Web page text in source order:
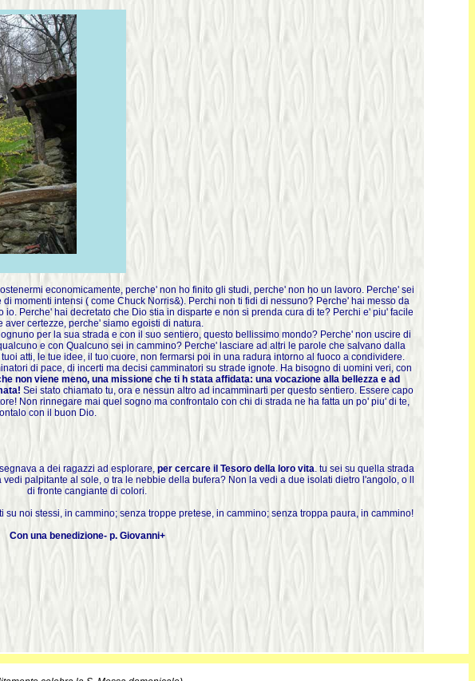
economicamente, perche' non ho finito gli studi, perche' non ho un lavoro. Perche' sei
momenti intensi ( come Chuck Norris&). Perchi non ti fidi di nessuno? Perche' hai messo da
Perche' hai decretato che Dio stia in disparte e non si prenda cura di te? Perchi e' piu' facile
certezze, perche' siamo egoisti di natura.
per la sua strada e con il suo sentiero, questo bellissimo mondo? Perche' non uscire di
e con Qualcuno sei in cammino? Perche' lasciare ad altri le parole che salvano dalla
atti, le tue idee, il tuo cuore, non fermarsi poi in una radura intorno al fuoco a condividere.
di pace, di incerti ma decisi camminatori su strade ignote. Ha bisogno di uomini veri, con
non viene meno, una missione che ti h stata affidata: una vocazione alla bellezza e ad
Sei stato chiamato tu, ora e nessun altro ad incamminarti per questo sentiero. Essere capo
Non rinnegare mai quel sogno ma confrontalo con chi di strada ne ha fatta un po' piu' di te,
con il buon Dio.
a dei ragazzi ad esplorare, per cercare il Tesoro della loro vita. tu sei su quella strada
palpitante al sole, o tra le nebbie della bufera? Non la vedi a due isolati dietro l'angolo, o ll
di fronte cangiante di colori.
noi stessi, in cammino; senza troppe pretese, in cammino; senza troppa paura, in cammino!
Con una benedizione- p. Giovanni+